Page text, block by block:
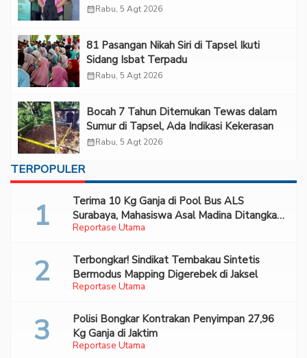
calendar_monthRabu, 5 Agt 2026
81 Pasangan Nikah Siri di Tapsel Ikuti
Sidang Isbat Terpadu
calendar_monthRabu, 5 Agt 2026
Bocah 7 Tahun Ditemukan Tewas dalam
Sumur di Tapsel, Ada Indikasi Kekerasan
calendar_monthRabu, 5 Agt 2026
TERPOPULER
Reportase Utama
Terima 10 Kg Ganja di Pool Bus ALS
Surabaya, Mahasiswa Asal Madina Ditangkap
Bareskrim
Reportase Utama
Terbongkar! Sindikat Tembakau Sintetis
Bermodus Mapping Digerebek di Jaksel
Reportase Utama
Polisi Bongkar Kontrakan Penyimpan 27,96
Kg Ganja di Jaktim